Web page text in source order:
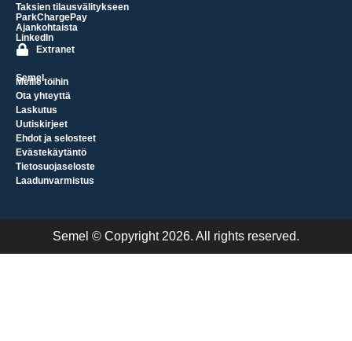
Taksien tilausvälitykseen
ParkChargePay
Ajankohtaista
LinkedIn
Extranet
Semel
Meille töihin
Ota yhteyttä
Laskutus
Uutiskirjeet
Ehdot ja selosteet
Evästekäytäntö
Tietosuojaseloste
Laadunvarmistus
Semel © Copyright 2026. All rights reserved.